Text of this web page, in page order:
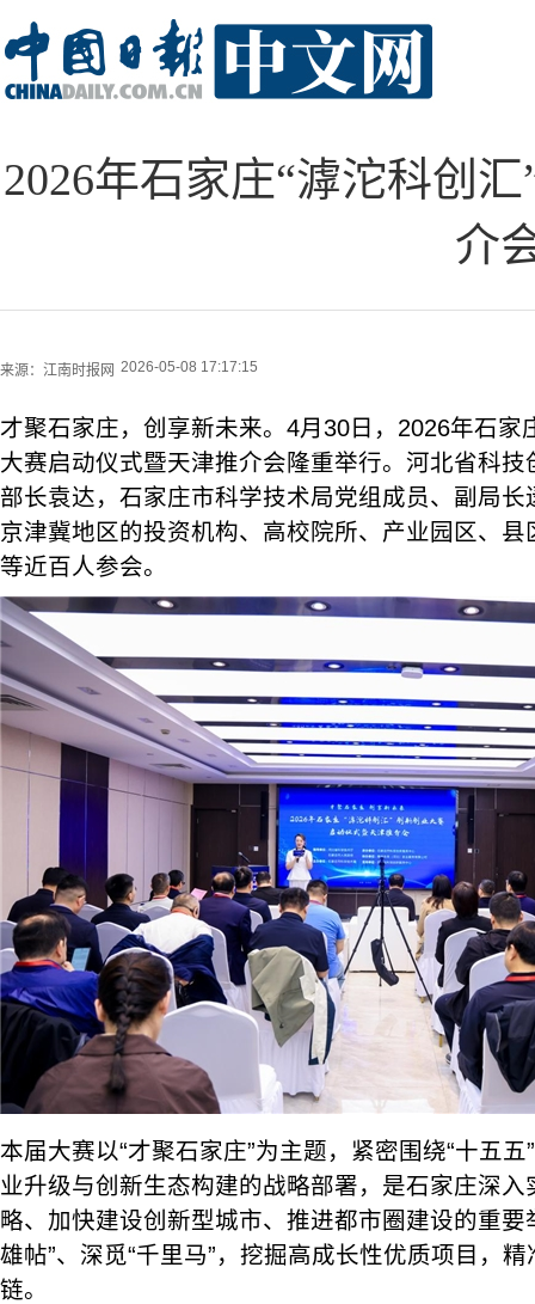
2026年石家庄“滹沱科创
介
来源： 江南时报网 2026-05-08 17:17:15
才聚石家庄，创享新未来。4月30日，2026年石家
大赛启动仪式暨天津推介会隆重举行。河北省科
部长袁达，石家庄市科学技术局党组成员、副局
京津冀地区的投资机构、高校院所、产业园区、
等近百人参会。
本届大赛以“才聚石家庄”为主题，紧密围绕“十五
业升级与创新生态构建的战略部署，是石家庄深
略、加快建设创新型城市、推进都市圈建设的重要
雄帖”、深觅“千里马”，挖掘高成长性优质项目，
链。